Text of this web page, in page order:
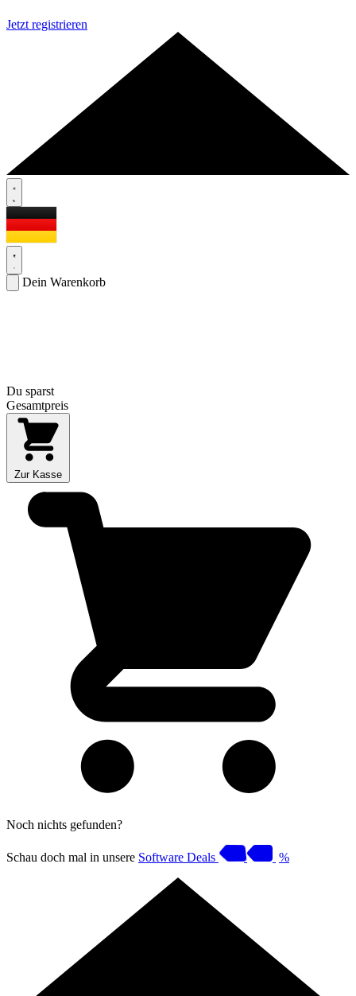
Jetzt registrieren
Dein Warenkorb
Du sparst
Gesamtpreis
Zur Kasse
Noch nichts gefunden?
Schau doch mal in unsere Software Deals %